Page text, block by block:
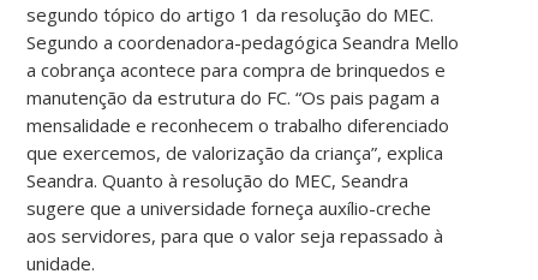
segundo tópico do artigo 1 da resolução do MEC.
Segundo a coordenadora-pedagógica Seandra Mello
a cobrança acontece para compra de brinquedos e
manutenção da estrutura do FC. “Os pais pagam a
mensalidade e reconhecem o trabalho diferenciado
que exercemos, de valorização da criança”, explica
Seandra. Quanto à resolução do MEC, Seandra
sugere que a universidade forneça auxílio-creche
aos servidores, para que o valor seja repassado à
unidade.